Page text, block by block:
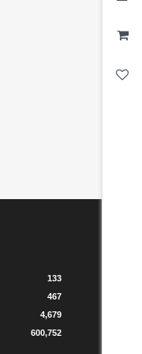
133
467
4,679
600,752